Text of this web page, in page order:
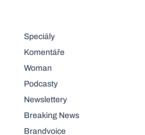
Speciály
Komentáře
Woman
Podcasty
Newslettery
Breaking News
Brandvoice